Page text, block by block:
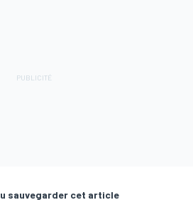
sauvegarder cet article